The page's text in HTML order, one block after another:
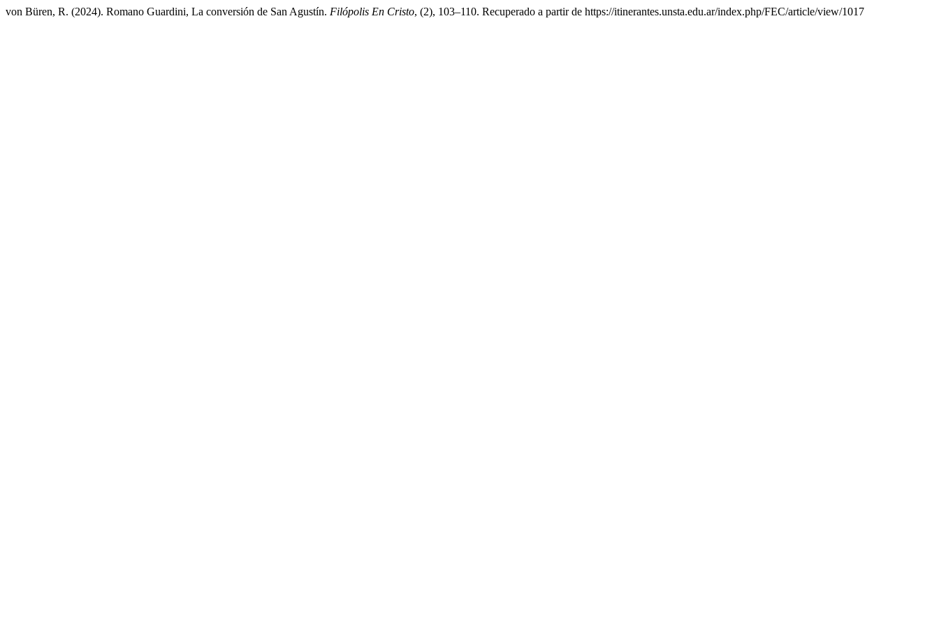
von Büren, R. (2024). Romano Guardini, La conversión de San Agustín. Filópolis En Cristo, (2), 103–110. Recuperado a partir de https://itinerantes.unsta.edu.ar/index.php/FEC/article/view/1017